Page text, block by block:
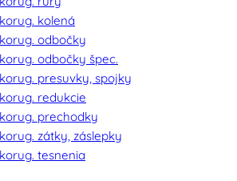
kolená
odbočky
odbočky špec.
presuvky, spojky
redukcie
prechodky
zátky, záslepky
tesnenia